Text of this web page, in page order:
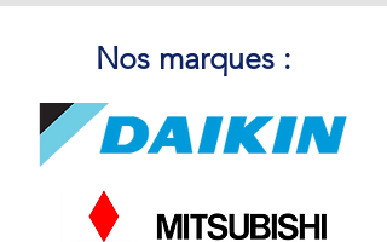
Nos marques :